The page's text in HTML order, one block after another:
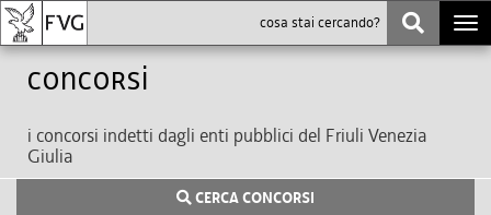
Concorsi
i concorsi indetti dagli enti pubblici del Friuli Venezia
Giulia
CERCA CONCORSI